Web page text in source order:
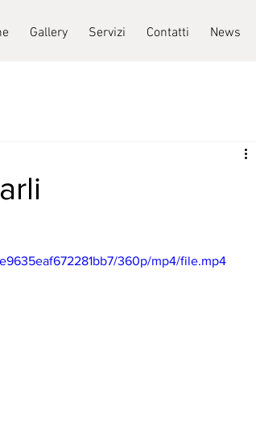
Gallery Servizi Contatti News
360p/mp4/file.mp4